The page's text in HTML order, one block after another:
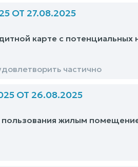
ОТ 27.08.2025
карте с потенциальных
частично
ОТ 26.08.2025
жилым